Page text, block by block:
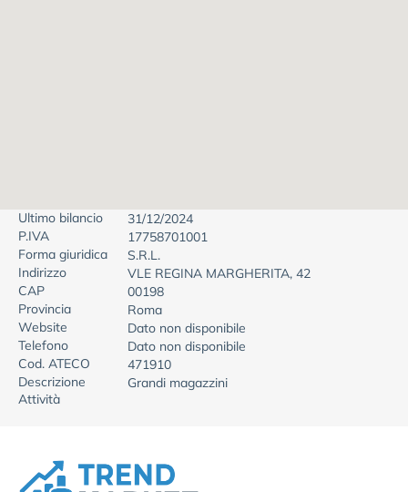
Ultimo bilancio
31/12/2024
P.IVA
17758701001
Forma giuridica
S.R.L.
Indirizzo
VLE REGINA MARGHERITA, 42
CAP
00198
Provincia
Roma
Website
Dato non disponibile
Telefono
Dato non disponibile
Cod. ATECO
471910
Descrizione
Attività
Grandi magazzini